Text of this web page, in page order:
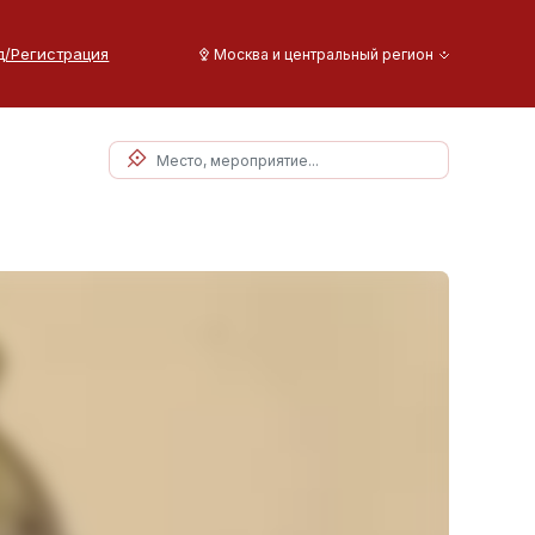
Регистрация Москва и центральный регион